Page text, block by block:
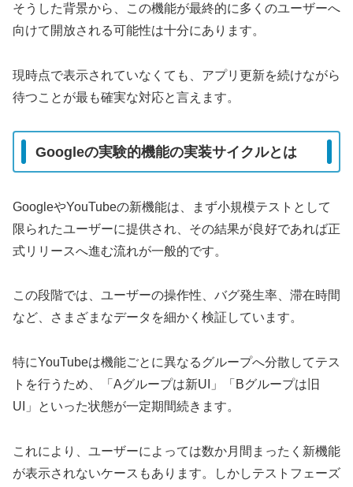
そうした背景から、この機能が最終的に多くのユーザーへ
向けて開放される可能性は十分にあります。
現時点で表示されていなくても、アプリ更新を続けながら
待つことが最も確実な対応と言えます。
Googleの実験的機能の実装サイクルとは
GoogleやYouTubeの新機能は、まず小規模テストとして
限られたユーザーに提供され、その結果が良好であれば正
式リリースへ進む流れが一般的です。
この段階では、ユーザーの操作性、バグ発生率、滞在時間
など、さまざまなデータを細かく検証しています。
特にYouTubeは機能ごとに異なるグループへ分散してテス
トを行うため、「Aグループは新UI」「Bグループは旧
UI」といった状態が一定期間続きます。
これにより、ユーザーによっては数か月間まったく新機能
が表示されないケースもあります。しかしテストフェーズ